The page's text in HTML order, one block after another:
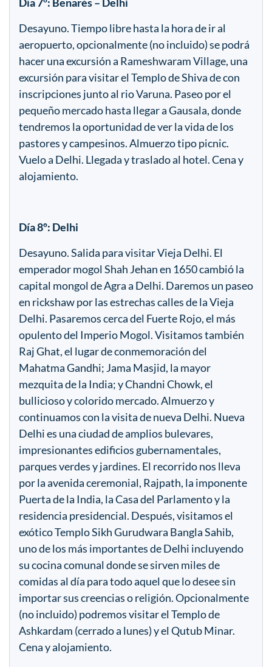
Desayuno. Tiempo libre hasta la hora de ir al
aeropuerto, opcionalmente (no incluido) se podrá
hacer una excursión a Rameshwaram Village, una
excursión para visitar el Templo de Shiva de con
inscripciones junto al rio Varuna. Paseo por el
pequeño mercado hasta llegar a Gausala, donde
tendremos la oportunidad de ver la vida de los
pastores y campesinos. Almuerzo tipo picnic.
Vuelo a Delhi. Llegada y traslado al hotel. Cena y
alojamiento.
Día 8º: Delhi
Desayuno. Salida para visitar Vieja Delhi. El
emperador mogol Shah Jehan en 1650 cambió la
capital mongol de Agra a Delhi. Daremos un paseo
en rickshaw por las estrechas calles de la Vieja
Delhi. Pasaremos cerca del Fuerte Rojo, el más
opulento del Imperio Mogol. Visitamos también
Raj Ghat, el lugar de conmemoración del
Mahatma Gandhi; Jama Masjid, la mayor
mezquita de la India; y Chandni Chowk, el
bullicioso y colorido mercado. Almuerzo y
continuamos con la visita de nueva Delhi. Nueva
Delhi es una ciudad de amplios bulevares,
impresionantes edificios gubernamentales,
parques verdes y jardines. El recorrido nos lleva
por la avenida ceremonial, Rajpath, la imponente
Puerta de la India, la Casa del Parlamento y la
residencia presidencial. Después, visitamos el
exótico Templo Sikh Gurudwara Bangla Sahib,
uno de los más importantes de Delhi incluyendo
su cocina comunal donde se sirven miles de
comidas al día para todo aquel que lo desee sin
importar sus creencias o religión. Opcionalmente
(no incluido) podremos visitar el Templo de
Ashkardam (cerrado a lunes) y el Qutub Minar.
Cena y alojamiento.